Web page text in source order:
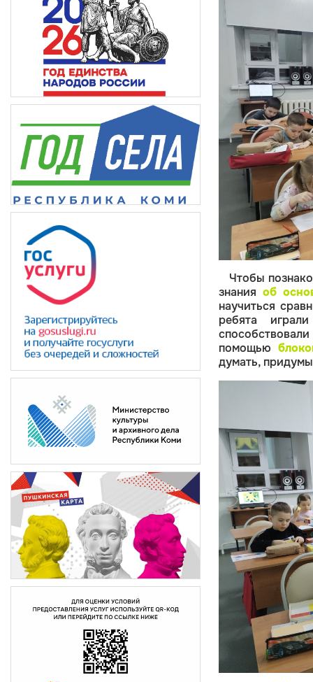
Чтобы
знания об
научиться
ребята
помощью
думать,